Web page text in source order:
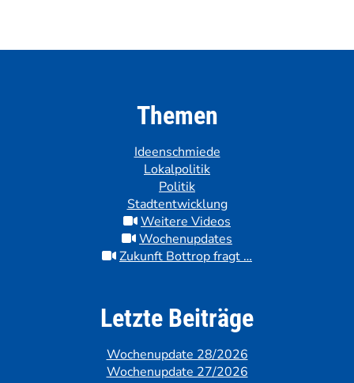
Themen
Ideenschmiede
Lokalpolitik
Politik
Stadtentwicklung
Weitere Videos
Wochenupdates
Zukunft Bottrop fragt …
Letzte Beiträge
Wochenupdate 28/2026
Wochenupdate 27/2026